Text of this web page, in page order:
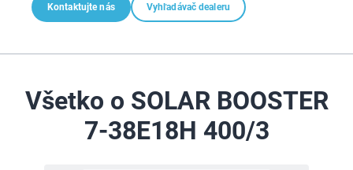
Kontaktujte nás Vyhľadávač dealeru
Všetko o SOLAR BOOSTER
7-38E18H 400/3